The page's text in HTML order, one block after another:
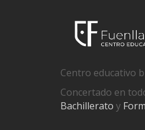
Centro educativo
Concertado en
Bachillerato y